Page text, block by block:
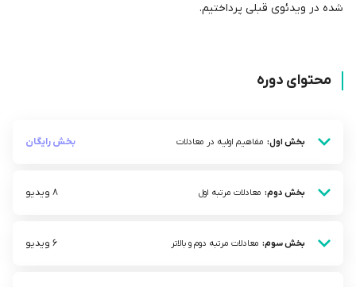
شده در ویدئوی قبلی پرداختیم.
محتوای دوره
بخش اول: مفاهیم اولیه در معادلات بخش رایگان
بخش دوم: معادلات مرتبه اول 8 ویدیو
بخش سوم: معادلات مرتبه دوم و بالاتر 6 ویدیو